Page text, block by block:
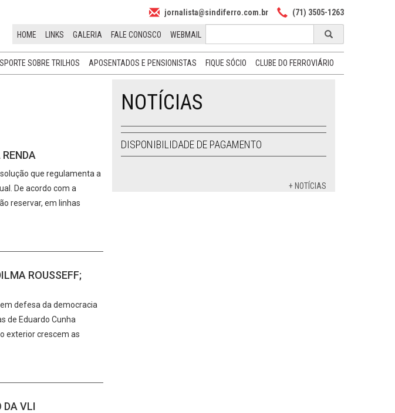
jornalista@sindiferro.com.br (71) 3505-1263
HOME LINKS GALERIA FALE CONOSCO WEBMAIL
SOBRE TRILHOS APOSENTADOS E PENSIONISTAS FIQUE SÓCIO CLUBE DO FERROVIÁRIO
que regulamenta a
De acordo com a
reservar, em linhas
ROUSSEFF;
defesa da democracia
de Eduardo Cunha
exterior crescem as
DA VLI
NOTÍCIAS
DISPONIBILIDADE DE PAGAMENTO
+ NOTÍCIAS